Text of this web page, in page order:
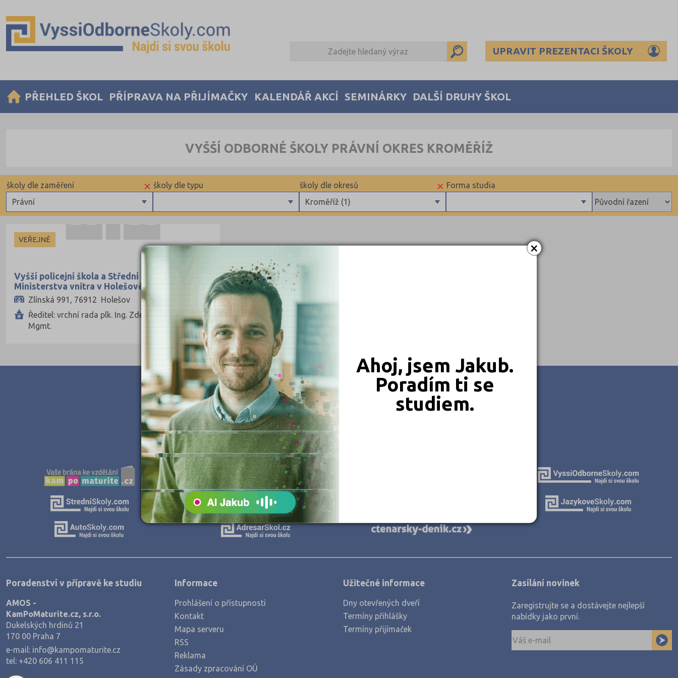
×
Ahoj, jsem Jakub.
Poradím ti se
studiem.
UPRAVIT PREZENTACI ŠKOLY
PŘEHLED ŠKOL PŘÍPRAVA NA PŘIJÍMAČKY KALENDÁŘ AKCÍ SEMINÁRKY DALŠÍ DRUHY ŠKOL
VYŠŠÍ ODBORNÉ ŠKOLY PRÁVNÍ OKRES KROMĚŘÍŽ
Forma studia
×
Kroměříž (1)
školy dle okresů
Chomutov (1)
Jihlava (1)
Karviná (1)
Kladno (1)
Kroměříž (1)
Ostrava-město (1)
Plzeň-město (1)
Praha hlavní město (3)
Uherské Hradiště (1)
školy dle typu
×
Právní
školy dle zaměření
Ekonomické
Informatické
Dopravní
Hotelnictví a cestovní ruch
Textilní a obuvnické
Zemědělské a ekologické
VEŘEJNÉ
Vyšší policejní škola a Střední policejní škola
Ministerstva vnitra v Holešově
Zlínská 991, 76912 Holešov
Ředitel: vrchní rada plk. Ing. Zdeněk Jedlička, Dip.
Mgmt.
JSME TAM, KDE JSTE VY
Naše projekty
Poradenství v přípravě ke studiu
AMOS -
KamPoMaturite.cz, s.r.o.
Dukelských hrdinů 21
170 00 Praha 7
e-mail: info@kampomaturite.cz
tel: +420 606 411 115
Informace
Prohlášení o přístupnosti
Kontakt
Mapa serveru
RSS
Reklama
Zásady zpracování OÚ
Užitečné informace
Dny otevřených dveří
Termíny přihlášky
Termíny přijímaček
Zasílání novinek
Zaregistrujte se a dostávejte nejlepší
nabídky jako první.